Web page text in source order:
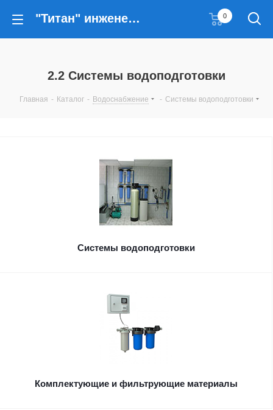
"Титан" инженерные решения 0
2.2 Системы водоподготовки
Главная - Каталог - Водоснабжение - Системы водоподготовки
Системы водоподготовки
Комплектующие и фильтрующие материалы